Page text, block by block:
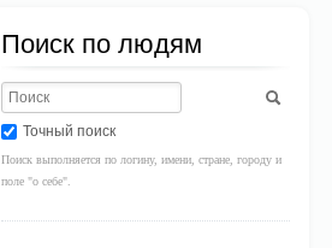
Поиск по людям
Точный поиск
Поиск выполняется по логину, имени, стране, городу и
поле "о себе".